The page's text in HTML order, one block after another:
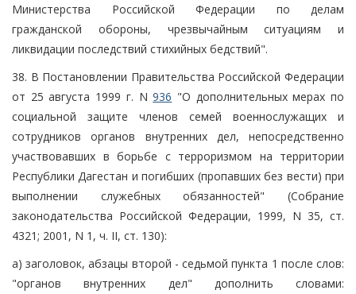
Министерства Российской Федерации по делам
гражданской обороны, чрезвычайным ситуациям и
ликвидации последствий стихийных бедствий".
38. В Постановлении Правительства Российской Федерации
от 25 августа 1999 г. N936 "О дополнительных мерах по
социальной защите членов семей военнослужащих и
сотрудников органов внутренних дел, непосредственно
участвовавших в борьбе с терроризмом на территории
Республики Дагестан и погибших (пропавших без вести) при
выполнении служебных обязанностей" (Собрание
законодательства Российской Федерации, 1999, N 35, ст.
4321; 2001, N 1, ч. II, ст. 130):
а) заголовок, абзацы второй - седьмой пункта 1 после слов:
"органов внутренних дел" дополнить словами: